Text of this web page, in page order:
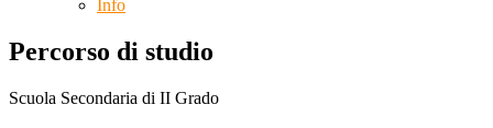
Info
Percorso di studio
Scuola Secondaria di II Grado